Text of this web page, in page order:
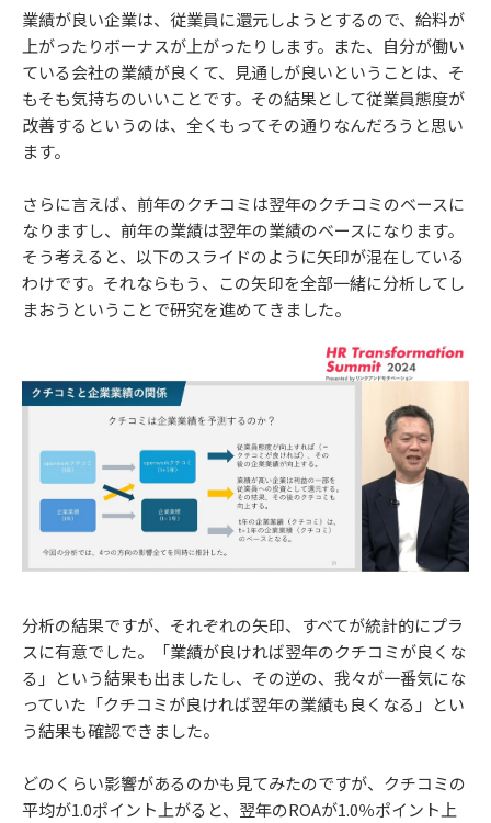
業績が良い企業は、従業員に還元しようとするので、給料が
上がったりボーナスが上がったりします。また、自分が働い
ている会社の業績が良くて、見通しが良いということは、そ
もそも気持ちのいいことです。その結果として従業員態度が
改善するというのは、全くもってその通りなんだろうと思い
ます。
さらに言えば、前年のクチコミは翌年のクチコミのベースに
なりますし、前年の業績は翌年の業績のベースになります。
そう考えると、以下のスライドのように矢印が混在している
わけです。それならもう、この矢印を全部一緒に分析してし
まおうということで研究を進めてきました。
分析の結果ですが、それぞれの矢印、すべてが統計的にプラ
スに有意でした。「業績が良ければ翌年のクチコミが良くな
る」という結果も出ましたし、その逆の、我々が一番気にな
っていた「クチコミが良ければ翌年の業績も良くなる」とい
う結果も確認できました。
どのくらい影響があるのかも見てみたのですが、クチコミの
平均が1.0ポイント上がると、翌年のROAが1.0％ポイント上